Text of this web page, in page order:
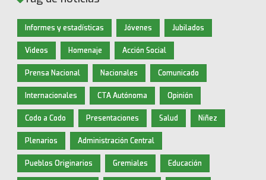
Informes y estadísticas Jóvenes Jubilados
Videos Homenaje Acción Social
Prensa Nacional Nacionales Comunicado
Internacionales CTA Autónoma Opinión
Codo a Codo Presentaciones Salud Niñez
Plenarios Administración Central
Pueblos Originarios Gremiales Educación